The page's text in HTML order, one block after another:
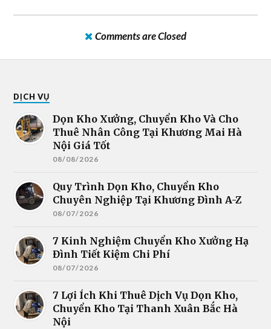
Comments are Closed
DỊCH VỤ
Dọn Kho Xưởng, Chuyển Kho Và Cho
Thuê Nhân Công Tại Khương Mai Hà
Nội Giá Tốt
08/08/2026
Quy Trình Dọn Kho, Chuyển Kho
Chuyên Nghiệp Tại Khương Đình A-Z
08/07/2026
7 Kinh Nghiệm Chuyển Kho Xưởng Hạ
Đình Tiết Kiệm Chi Phí
08/07/2026
7 Lợi Ích Khi Thuê Dịch Vụ Dọn Kho,
Chuyển Kho Tại Thanh Xuân Bắc Hà
Nội